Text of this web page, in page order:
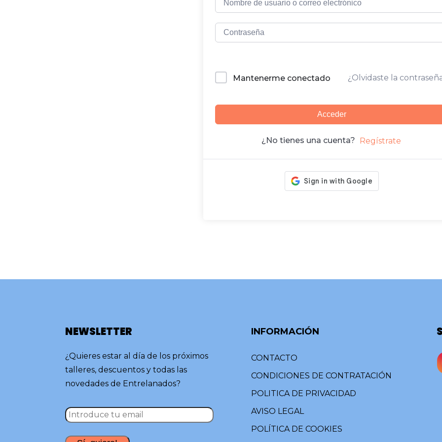
Mantenerme conectado ¿Olvidaste la
Acceder
¿No tienes una cuenta? Regístrate
NEWSLETTER
¿Quieres estar al día de los próximos
talleres, descuentos y todas las
novedades de Entrelanados?
INFORMACIÓN
CONTACTO
CONDICIONES DE CONTRATACIÓN
POLITICA DE PRIVACIDAD
AVISO LEGAL
POLÍTICA DE COOKIES